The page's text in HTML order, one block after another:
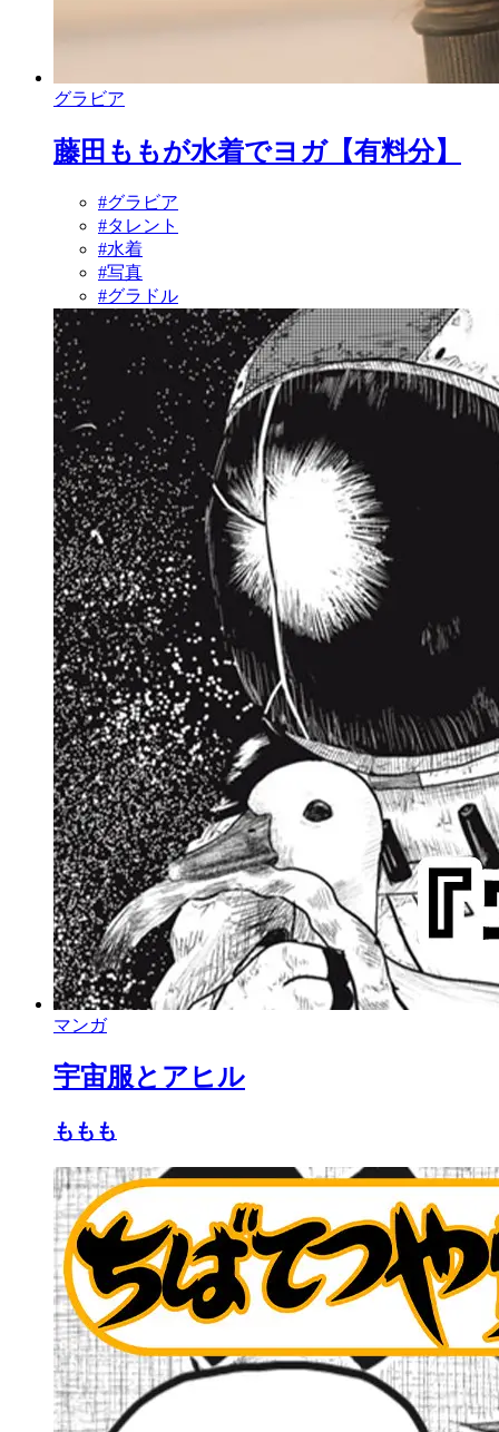
グラビア
藤田ももが水着でヨガ【有料分】
#グラビア
#タレント
#水着
#写真
#グラドル
マンガ
宇宙服とアヒル
ももも